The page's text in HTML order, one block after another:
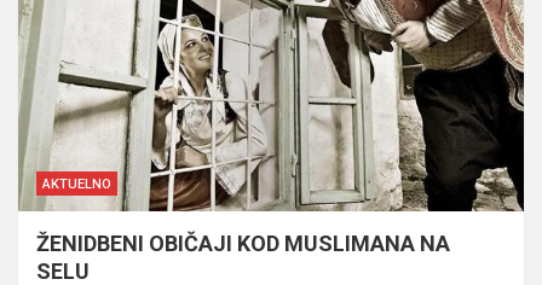
AKTUELNO
ŽENIDBENI OBIČAJI KOD MUSLIMANA NA
SELU